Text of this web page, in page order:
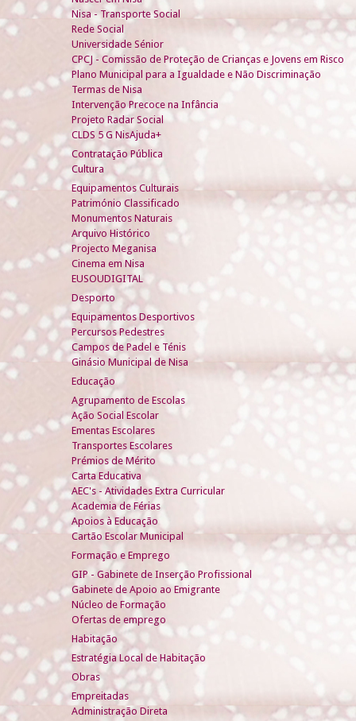
Nisa - Transporte Social
Rede Social
Universidade Sénior
CPCJ - Comissão de Proteção de Crianças e Jovens em Risco
Plano Municipal para a Igualdade e Não Discriminação
Termas de Nisa
Intervenção Precoce na Infância
Projeto Radar Social
CLDS 5 G NisAjuda+
Contratação Pública
Cultura
Equipamentos Culturais
Património Classificado
Monumentos Naturais
Arquivo Histórico
Projecto Meganisa
Cinema em Nisa
EUSOUDIGITAL
Desporto
Equipamentos Desportivos
Percursos Pedestres
Campos de Padel e Ténis
Ginásio Municipal de Nisa
Educação
Agrupamento de Escolas
Ação Social Escolar
Ementas Escolares
Transportes Escolares
Prémios de Mérito
Carta Educativa
AEC's - Atividades Extra Curricular
Academia de Férias
Apoios à Educação
Cartão Escolar Municipal
Formação e Emprego
GIP - Gabinete de Inserção Profissional
Gabinete de Apoio ao Emigrante
Núcleo de Formação
Ofertas de emprego
Habitação
Estratégia Local de Habitação
Obras
Empreitadas
Administração Direta